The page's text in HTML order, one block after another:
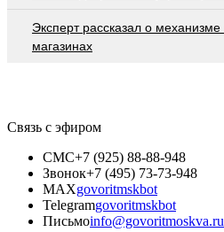
Эксперт рассказал о
магазинах
Связь с эфиром
СМС+7 (925) 88-88-948
Звонок+7 (495) 73-73-948
MAXgovoritmskbot
Telegramgovoritmskbot
Письмоinfo@govoritmoskva.ru